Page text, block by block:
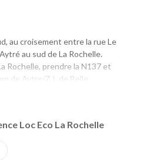
au croisement entre la rue Le
au sud de La Rochelle.
Rochelle, prendre la N137 et
de Aytre/Z.I. de Belle
Loc Eco La Rochelle